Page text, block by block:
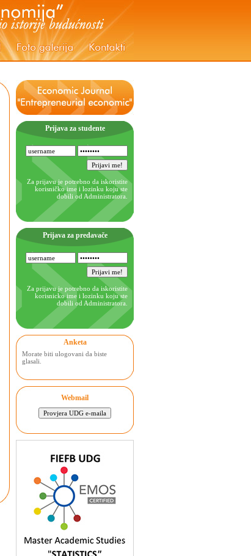
Prijava za studente
Za prijavu je potrebno da iskoristite
korisničko ime i lozinku koju ste
dobili od Administratora.
Prijava za predavače
Za prijavu je potrebno da iskoristite
korisnicko ime i lozinku koju ste
dobili od Administratora.
Anketa
Morate biti ulogovani da biste
glasali.
Webmail